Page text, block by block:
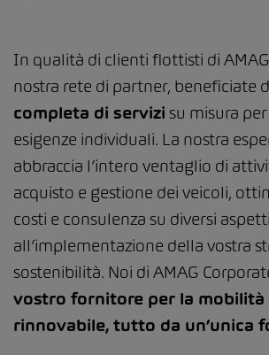
In qualità di clienti flottisti di
nostra rete di partner, beneficiate
completa di servizi su misura
esigenze individuali. La nostra
abbraccia l’intero ventaglio di
acquisto e gestione dei veicoli,
costi e consulenza su diversi
all’implementazione della vostra
sostenibilità. Noi di AMAG
vostro fornitore per la mobilità
rinnovabile, tutto da un’unica